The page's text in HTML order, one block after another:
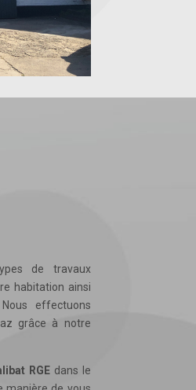
de travaux
habitation ainsi
effectuons
grâce à notre
RGE dans le